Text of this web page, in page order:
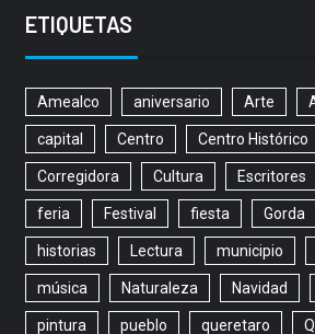
ETIQUETAS
Amealco aniversario Arte
capital Centro Centro Histórico
Corregidora Cultura Escritores
feria Festival fiesta Gorda
historias Lectura municipio
música Naturaleza Navidad
pintura pueblo queretaro